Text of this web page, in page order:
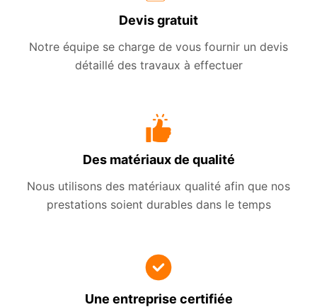
Devis gratuit
Notre équipe se charge de vous fournir un devis
détaillé des travaux à effectuer
Des matériaux de qualité
Nous utilisons des matériaux qualité afin que nos
prestations soient durables dans le temps
Une entreprise certifiée